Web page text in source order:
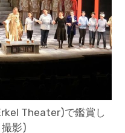
Theater)で鑑賞し
影)